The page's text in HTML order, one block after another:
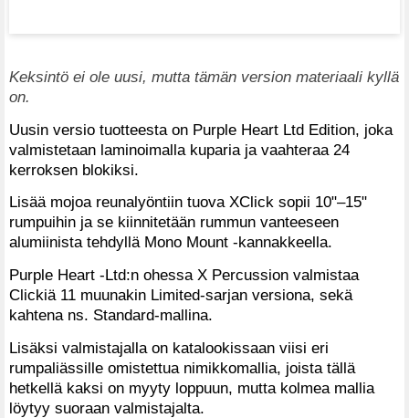
Keksintö ei ole uusi, mutta tämän version materiaali kyllä
on.
Uusin versio tuotteesta on Purple Heart Ltd Edition, joka
valmistetaan laminoimalla kuparia ja vaahteraa 24
kerroksen blokiksi.
Lisää mojoa reunalyöntiin tuova XClick sopii 10"–15"
rumpuihin ja se kiinnitetään rummun vanteeseen
alumiinista tehdyllä Mono Mount -kannakkeella.
Purple Heart -Ltd:n ohessa X Percussion valmistaa
Clickiä 11 muunakin Limited-sarjan versiona, sekä
kahtena ns. Standard-mallina.
Lisäksi valmistajalla on katalookissaan viisi eri
rumpaliässille omistettua nimikkomallia, joista tällä
hetkellä kaksi on myyty loppuun, mutta kolmea mallia
löytyy suoraan valmistajalta.